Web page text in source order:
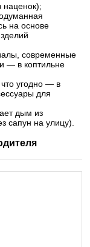
наценок);
на основе
современные
— в коптильне
угодно — в
для
дым из
сапун на улицу).